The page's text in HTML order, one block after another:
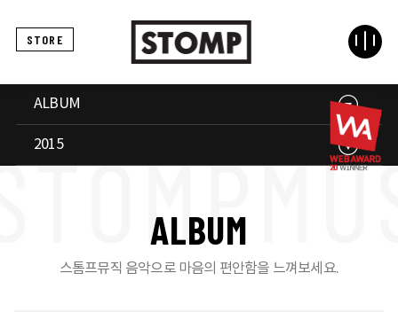
STORE
ALBUM
2015
ALBUM
스톰프뮤직 음악으로 마음의 편안함을 느껴보세요.